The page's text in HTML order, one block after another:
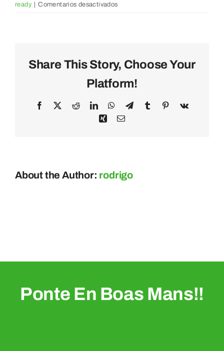
ready
Comentarios desactivadosen
¿Tiene
contraindicaciones?
Share This Story, Choose Your
Platform!
Facebook RedditLinkedInWhatsApp
TelegramTumblr Pinterest
Vk
XingEmail
About the Author: rodrigo
Ponte En Boas Mans!!